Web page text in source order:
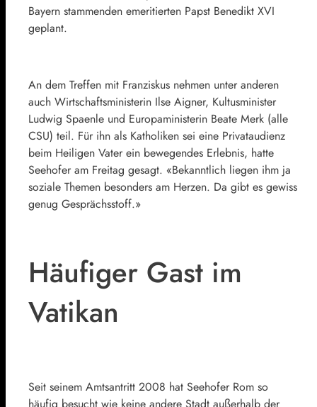
Bayern stammenden emeritierten Papst Benedikt XVI
geplant.
An dem Treffen mit Franziskus nehmen unter anderen
auch Wirtschaftsministerin Ilse Aigner, Kultusminister
Ludwig Spaenle und Europaministerin Beate Merk (alle
CSU) teil. Für ihn als Katholiken sei eine Privataudienz
beim Heiligen Vater ein bewegendes Erlebnis, hatte
Seehofer am Freitag gesagt. «Bekanntlich liegen ihm ja
soziale Themen besonders am Herzen. Da gibt es gewiss
genug Gesprächsstoff.»
Häufiger Gast im
Vatikan
Seit seinem Amtsantritt 2008 hat Seehofer Rom so